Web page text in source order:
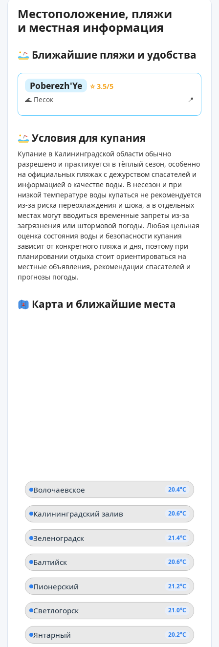
Местоположение, пляжи
и местная информация
Ближайшие пляжи и удобства
Poberezh'Ye
⭐ 3.5/5
🌊 Песок
📍
Условия для купания
Купание в Калининградской области обычно
разрешено и практикуется в тёплый сезон, особенно
на официальных пляжах с дежурством спасателей и
информацией о качестве воды. В несезон и при
низкой температуре воды купаться не рекомендуется
из-за риска переохлаждения и шока, а в отдельных
местах могут вводиться временные запреты из‑за
загрязнения или штормовой погоды. Любая цельная
оценка состояния воды и безопасности купания
зависит от конкретного пляжа и дня, поэтому при
планировании отдыха стоит ориентироваться на
местные объявления, рекомендации спасателей и
прогнозы погоды.
Карта и ближайшие места
Волочаевское 20.4°C
Калининградский залив 20.6°C
Зеленоградск 21.4°C
Балтийск 20.6°C
Пионерский 21.2°C
Светлогорск 21.0°C
Янтарный 20.2°C